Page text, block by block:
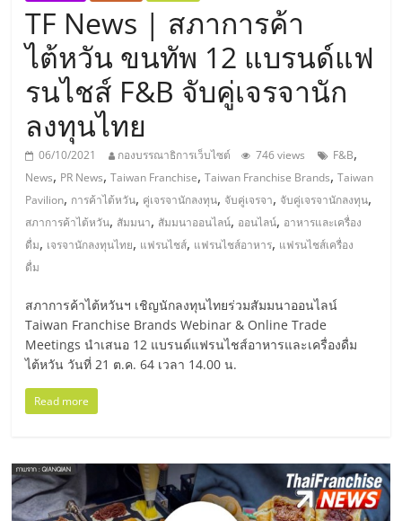
เอ
ส
เอ็
มอี
ไทย,
SMEs,
แฟ
รน
ไชส์,
ที่
TF News | สภาการค้า
ไต้หวัน ขนทัพ 12 แบรนด์แฟ
รนไชส์ F&B จับคู่เจรจานัก
ลงทุนไทย
06/10/2021 กองบรรณาธิการเว็บไซต์ 746 views F&B,
News, PR News,Taiwan Franchise,Taiwan Franchise Brands,Taiwan
Pavilion, การค้าไต้หวัน, คู่เจรจานักลงทุน, จับคู่เจรจา, จับคู่เจรจานักลงทุน,
สภาการค้าไต้หวัน, สัมมนา, สัมมนาออนไลน์, ออนไลน์, อาหารและเครื่อง
ดื่ม, เจรจานักลงทุนไทย, แฟรนไชส์, แฟรนไชส์อาหาร, แฟรนไชส์เครื่อง
ดื่ม
สภาการค้าไต้หวันฯ เชิญนักลงทุนไทยร่วมสัมมนาออนไลน์
Taiwan Franchise Brands Webinar & Online Trade
Meetings นำเสนอ 12 แบรนด์แฟรนไชส์อาหารและเครื่องดื่ม
ไต้หวัน วันที่ 21 ต.ค. 64 เวลา 14.00 น.
Read more